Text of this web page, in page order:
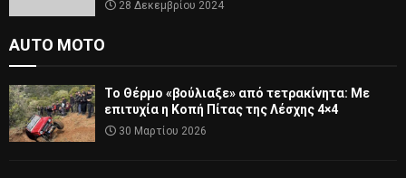
28 Δεκεμβρίου 2024
AUTO MOTO
Το Θέρμο «βούλιαξε» από τετρακίνητα: Με
επιτυχία η Κοπή Πίτας της Λέσχης 4×4
30 Μαρτίου 2026